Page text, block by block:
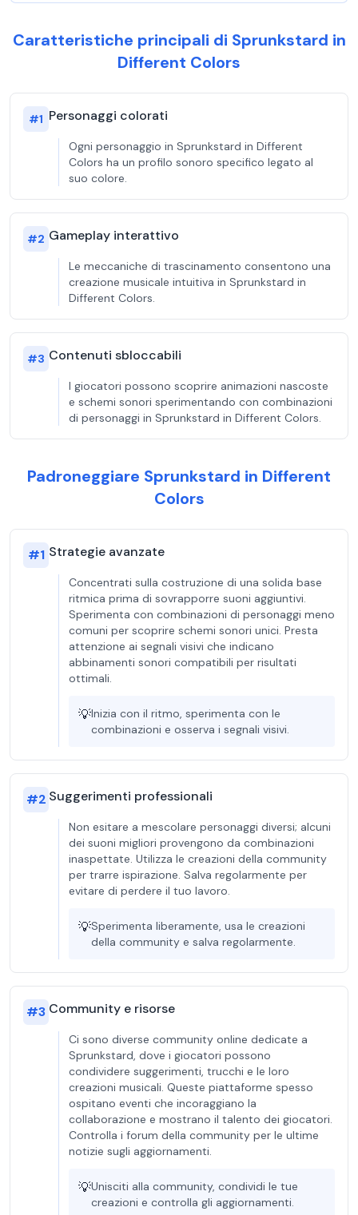
Caratteristiche principali di Sprunkstard in
Different Colors
#1 Personaggi colorati
Ogni personaggio in Sprunkstard in Different
Colors ha un profilo sonoro specifico legato al
suo colore.
#2 Gameplay interattivo
Le meccaniche di trascinamento consentono una
creazione musicale intuitiva in Sprunkstard in
Different Colors.
#3 Contenuti sbloccabili
I giocatori possono scoprire animazioni nascoste
e schemi sonori sperimentando con combinazioni
di personaggi in Sprunkstard in Different Colors.
Padroneggiare Sprunkstard in Different
Colors
#1 Strategie avanzate
Concentrati sulla costruzione di una solida base
ritmica prima di sovrapporre suoni aggiuntivi.
Sperimenta con combinazioni di personaggi meno
comuni per scoprire schemi sonori unici. Presta
attenzione ai segnali visivi che indicano
abbinamenti sonori compatibili per risultati
ottimali.
💡Inizia con il ritmo, sperimenta con le
combinazioni e osserva i segnali visivi.
#2 Suggerimenti professionali
Non esitare a mescolare personaggi diversi; alcuni
dei suoni migliori provengono da combinazioni
inaspettate. Utilizza le creazioni della community
per trarre ispirazione. Salva regolarmente per
evitare di perdere il tuo lavoro.
💡Sperimenta liberamente, usa le creazioni
della community e salva regolarmente.
#3 Community e risorse
Ci sono diverse community online dedicate a
Sprunkstard, dove i giocatori possono
condividere suggerimenti, trucchi e le loro
creazioni musicali. Queste piattaforme spesso
ospitano eventi che incoraggiano la
collaborazione e mostrano il talento dei giocatori.
Controlla i forum della community per le ultime
notizie sugli aggiornamenti.
💡Unisciti alla community, condividi le tue
creazioni e controlla gli aggiornamenti.